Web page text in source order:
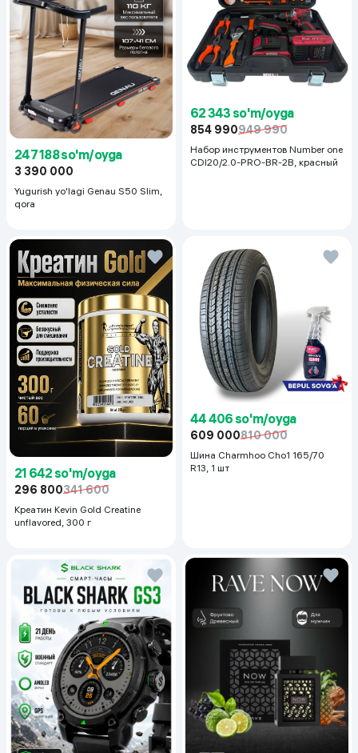
247 188 so'm/oyga
3 390 000
Yugurish yo'lagi Genau S50 Slim,
qora
62 343 so'm/oyga
854 990949 990
Набор инструментов Number one
CDI20/2.0-PRO-BR-2B, красный
21 642 so'm/oyga
296 800341 600
Креатин Kevin Gold Creatine
unflavored, 300 г
44 406 so'm/oyga
609 000810 000
Шина Charmhoo Cho1 165/70
R13, 1 шт